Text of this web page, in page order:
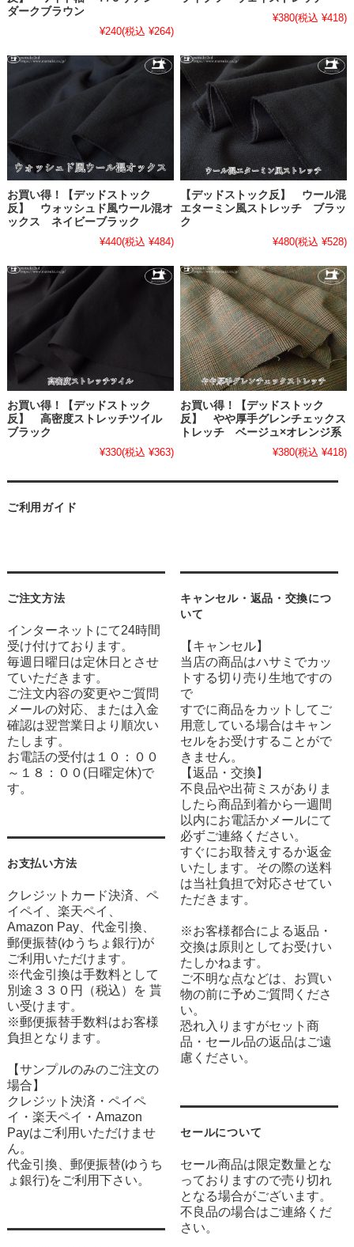
ダークブラウン
¥240(税込 ¥264)
¥380(税込 ¥418)
お買い得！【デッドストック
反】 ウォッシュド風ウール混オ
ックス ネイビーブラック
¥440(税込 ¥484)
【デッドストック反】 ウール混
エターミン風ストレッチ ブラッ
ク
¥480(税込 ¥528)
お買い得！【デッドストック
反】 高密度ストレッチツイル
ブラック
¥330(税込 ¥363)
お買い得！【デッドストック
反】 やや厚手グレンチェックス
トレッチ ベージュ×オレンジ系
¥380(税込 ¥418)
ご利用ガイド
ご注文方法
インターネットにて24時間
受け付けております。
毎週日曜日は定休日とさせ
ていただきます。
ご注文内容の変更やご質問
メールの対応、または入金
確認は翌営業日より順次い
たします。
お電話の受付は１０：００
～１８：００(日曜定休)で
す。
お支払い方法
クレジットカード決済、ペ
イペイ、楽天ペイ、
Amazon Pay、代金引換、
郵便振替(ゆうちょ銀行)が
ご利用いただけます。
※代金引換は手数料として
別途３３０円（税込）を 貰
い受けます。
※郵便振替手数料はお客様
負担となります。
【サンプルのみのご注文の
場合】
クレジット決済・ペイペ
イ・楽天ペイ・Amazon
Payはご利用いただけませ
ん。
代金引換、郵便振替(ゆうち
ょ銀行)をご利用下さい。
キャンセル・返品・交換につ
いて
【キャンセル】
当店の商品はハサミでカッ
トする切り売り生地ですの
で
すでに商品をカットしてご
用意している場合はキャン
セルをお受けすることがで
きません。
【返品・交換】
不良品や出荷ミスがありま
したら商品到着から一週間
以内にお電話かメールにて
必ずご連絡ください。
すぐにお取替えするか返金
いたします。その際の送料
は当社負担で対応させてい
ただきます。
※お客様都合による返品・
交換は原則としてお受けい
たしかねます。
ご不明な点などは、お買い
物の前に予めご質問くださ
い。
恐れ入りますがセット商
品・セール品の返品はご遠
慮ください。
セールについて
セール商品は限定数量とな
っておりますので売り切れ
となる場合がございます。
不良品の場合はご連絡くだ
さい。